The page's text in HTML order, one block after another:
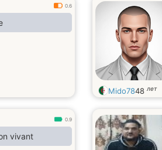
0.6
Mido7848 лет
0.9
vivant